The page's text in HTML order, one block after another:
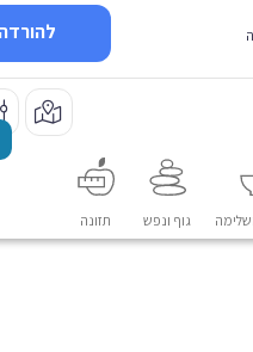
להורדה
גוף ונפש תזונה